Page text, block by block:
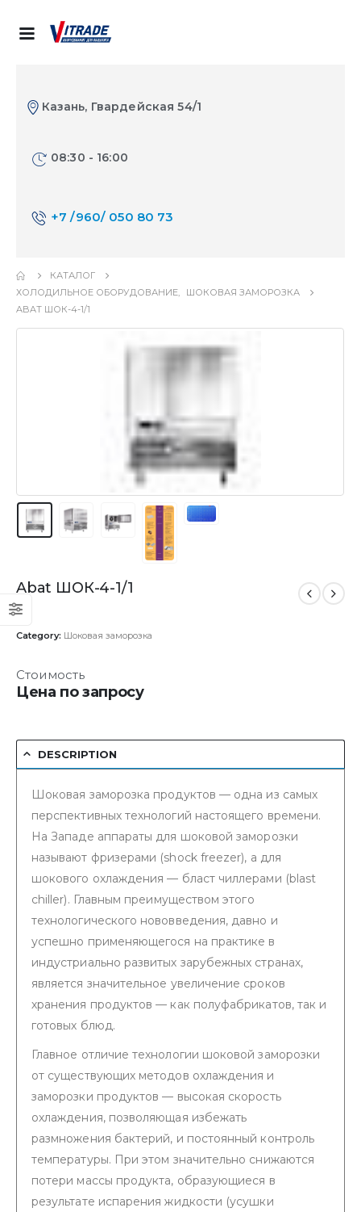
Казань, Гвардейская 54/1
08:30 - 16:00
+7 /960/ 050 80 73
КАТАЛОГ
ХОЛОДИЛЬНОЕ ОБОРУДОВАНИЕ,
ШОКОВАЯ ЗАМОРОЗКА
ABAT ШОК-4-1/1
Abat ШОК-4-1/1
Category: Шоковая заморозка
Стоимость
Цена по запросу
DESCRIPTION
Шоковая заморозка продуктов — одна из самых
перспективных технологий настоящего времени.
На Западе аппараты для шоковой заморозки
называют фризерами (shock freezer), а для
шокового охлаждения — бласт чиллерами (blast
chiller). Главным преимуществом этого
технологического нововведения, давно и
успешно применяющегося на практике в
индустриально развитых зарубежных странах,
является значительное увеличение сроков
хранения продуктов — как полуфабрикатов, так и
готовых блюд.
Главное отличие технологии шоковой заморозки
от существующих методов охлаждения и
заморозки продуктов — высокая скорость
охлаждения, позволяющая избежать
размножения бактерий, и постоянный контроль
температуры. При этом значительно снижаются
потери массы продукта, образующиеся в
результате испарения жидкости (усушки